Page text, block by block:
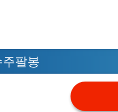
주팔봉